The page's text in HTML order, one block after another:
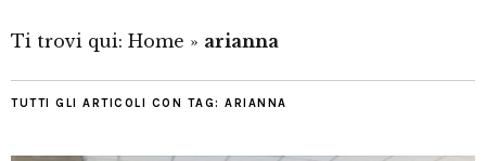
Ti trovi qui: Home » arianna
TUTTI GLI ARTICOLI CON TAG: ARIANNA